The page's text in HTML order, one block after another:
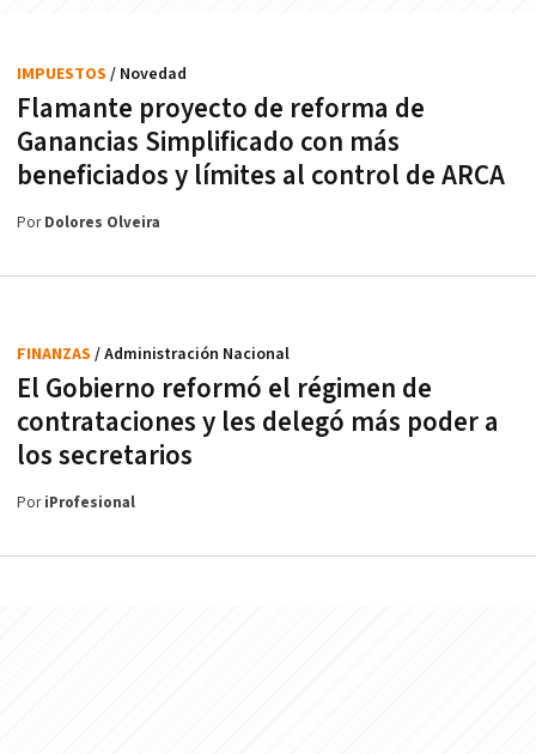
Flamante proyecto de reforma de
Ganancias Simplificado con más
beneficiados y límites al control de ARCA
IMPUESTOS / Novedad
PorDolores Olveira
El Gobierno reformó el régimen de
contrataciones y les delegó más poder a
los secretarios
FINANZAS / Administración Nacional
PoriProfesional